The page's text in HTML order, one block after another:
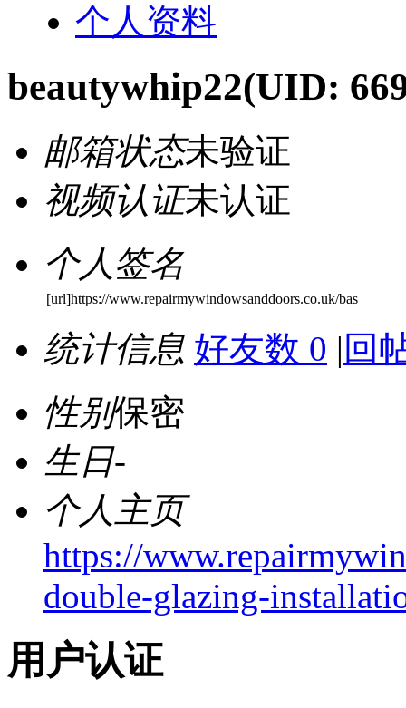
个人资料
beautywhip22(UID:
邮箱状态未验证
视频认证未认证
个人签名
[url]https://www.repairmywindowsanddoors.co.uk/bas
统计信息 好友数 0 | 回
性别保密
生日-
个人主页
https://
double-glazing-
用户认证